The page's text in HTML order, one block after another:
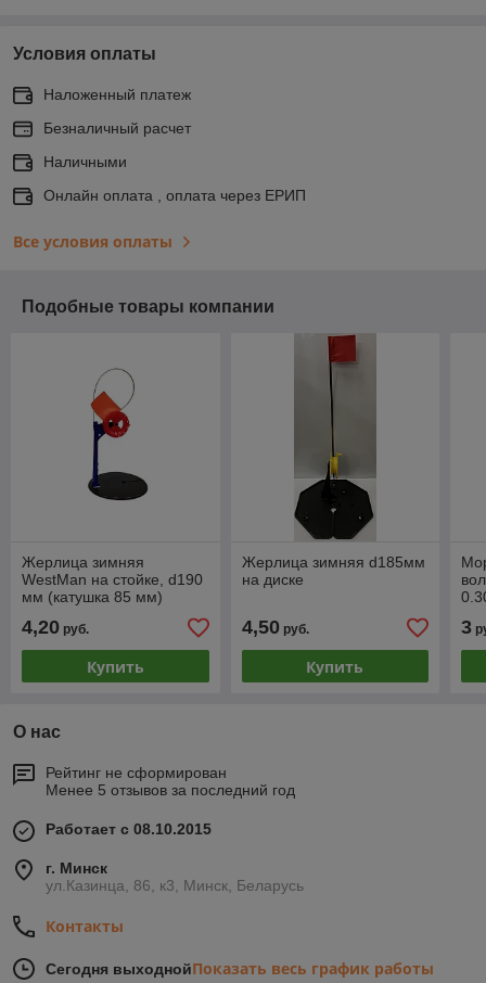
Условия оплаты
Наложенный платеж
Безналичный расчет
Наличными
Онлайн оплата , оплата через ЕРИП
Все условия оплаты
Подобные товары компании
Жерлица зимняя
WestMan на стойке, d190
мм (катушка 85 мм)
4,20 руб.
Купить
Жерлица зимняя d185мм
на диске
4,50руб.
Купить
3
О нас
Рейтинг не сформирован
Менее 5 отзывов за последний год
Работает с 08.10.2015
г. Минск
ул.Казинца, 86, к3, Минск, Беларусь
Контакты
Сегодня выходнойПоказать весь график работы